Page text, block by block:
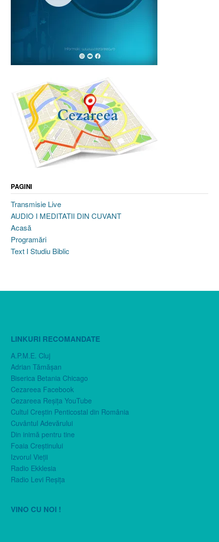
PAGINI
Transmisie Live
AUDIO I MEDITATII DIN CUVANT
Acasă
Programări
Text I Studiu Biblic
LINKURI RECOMANDATE
A.P.M.E. Cluj
Adrian Tămăşan
Biserica Betania Chicago
Cezareea Facebook
Cezareea Reşiţa YouTube
Cultul Creştin Penticostal din România
Cuvântul Adevărului
Din inimă pentru tine
Foaia Creştinului
Izvorul Vieţii
Radio Ekklesia
Radio Levi Reşiţa
VINO CU NOI !